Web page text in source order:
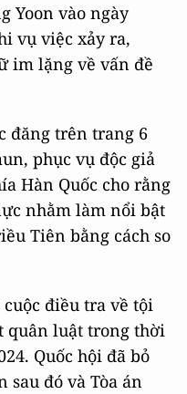
Yoon vào ngày
vụ việc xảy ra,
im lặng về vấn đề
đăng trên trang 6
phục vụ độc giả
Hàn Quốc cho rằng
nhằm làm nổi bật
Tiên bằng cách so
điều tra về tội
quân luật trong thời
Quốc hội đã bỏ
sau đó và Tòa án